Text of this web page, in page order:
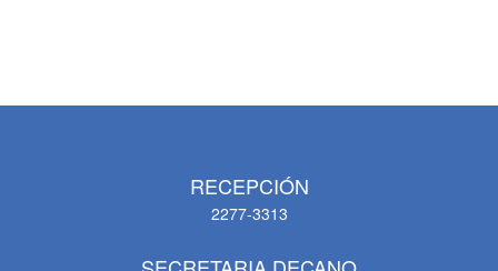
RECEPCIÓN
2277-3313